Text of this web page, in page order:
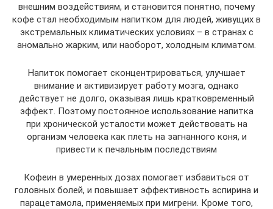
внешним воздействиям, и становится понятно, почему
кофе стал необходимым напитком для людей, живущих в
экстремальных климатических условиях – в странах с
аномально жарким, или наоборот, холодным климатом.
Напиток помогает сконцентрироваться, улучшает
внимание и активизирует работу мозга, однако
действует не долго, оказывая лишь кратковременный
эффект. Поэтому постоянное использование напитка
при хронической усталости может действовать на
организм человека как плеть на загнанного коня, и
привести к печальным последствиям
Кофеин в умеренных дозах помогает избавиться от
головных болей, и повышает эффективность аспирина и
парацетамола, применяемых при мигрени. Кроме того,